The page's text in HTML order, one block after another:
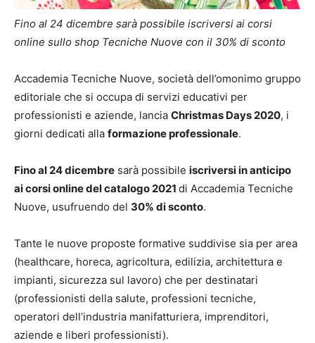
Fino al 24 dicembre sarà possibile iscriversi ai corsi
online sullo shop Tecniche Nuove con il 30% di sconto
Accademia Tecniche Nuove, società dell’omonimo gruppo
editoriale che si occupa di servizi educativi per
professionisti e aziende, lancia Christmas Days 2020, i
giorni dedicati alla formazione professionale.
Fino al 24 dicembre sarà possibile iscriversi in anticipo
ai corsi online del catalogo 2021 di Accademia Tecniche
Nuove, usufruendo del 30% di sconto.
Tante le nuove proposte formative suddivise sia per area
(healthcare, horeca, agricoltura, edilizia, architettura e
impianti, sicurezza sul lavoro) che per destinatari
(professionisti della salute, professioni tecniche,
operatori dell’industria manifatturiera, imprenditori,
aziende e liberi professionisti).